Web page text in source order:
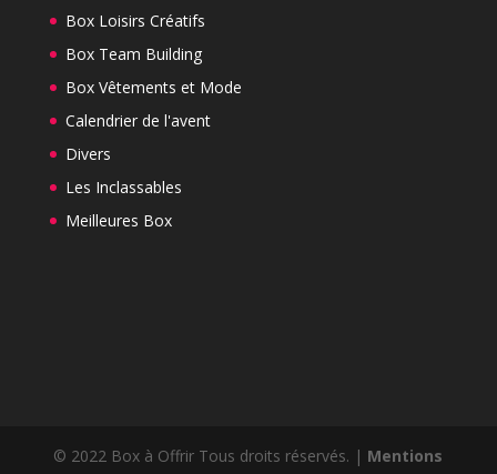
Box Loisirs Créatifs
Box Team Building
Box Vêtements et Mode
Calendrier de l'avent
Divers
Les Inclassables
Meilleures Box
© 2022 Box à Offrir Tous droits réservés. | Mentions